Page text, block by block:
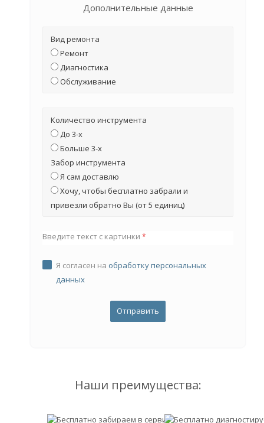
Дополнительные данные
Вид ремонта
Ремонт
Диагностика
Обслуживание
Количество инструмента
До 3-х
Больше 3-х
Забор инструмента
Я сам доставлю
Хочу, чтобы бесплатно забрали и
привезли обратно Вы (от 5 единиц)
Введите текст с картинки *
Я согласен на обработку персональных
данных
Наши преимущества: